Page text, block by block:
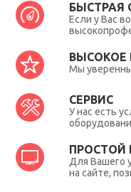
БЫСТРАЯ
Если у Вас
ВЫСОКОЕ
Мы
СЕРВИС
У нас есть
ПРОСТОЙ
Для Вашего
на сайте,